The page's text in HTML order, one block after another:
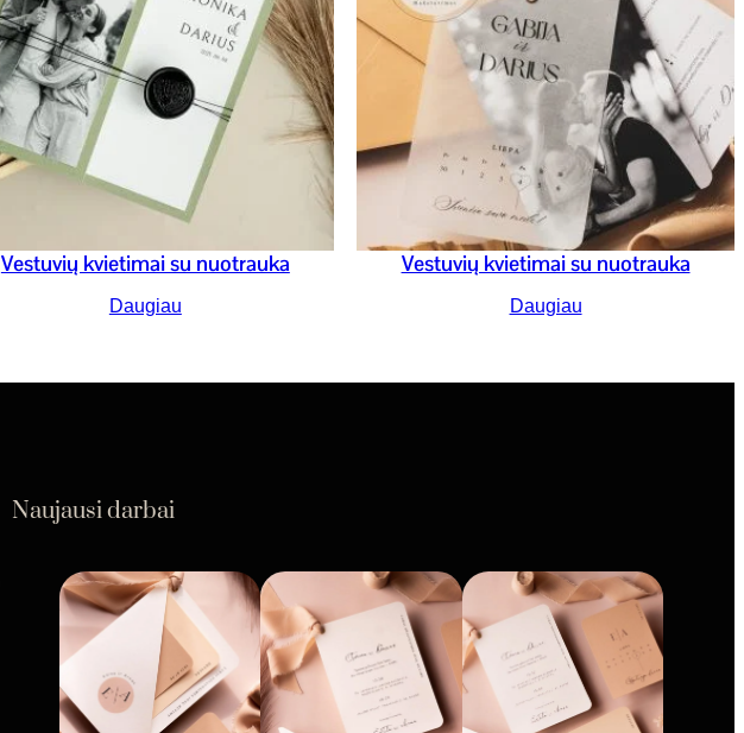
Vestuvių kvietimai su nuotrauka
Daugiau
Vestuvių kvietimai su nuotrauka
Daugiau
Naujausi darbai